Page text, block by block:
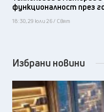
функционалност през
18:30, 29 юли 26 / Свят
Избрани новини